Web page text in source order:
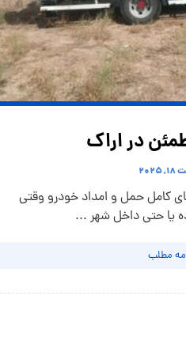
در اراک
کامل حمل و امداد خودرو وقتی
یا حتی داخل شهر ...
مطلب